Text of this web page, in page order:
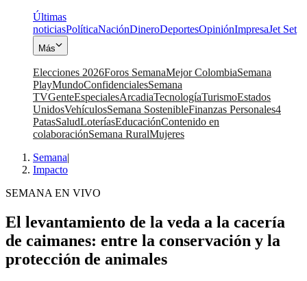
Últimas
noticiasPolíticaNaciónDineroDeportesOpiniónImpresaJet Set
Más
Elecciones 2026Foros SemanaMejor ColombiaSemana
PlayMundoConfidencialesSemana
TVGenteEspecialesArcadiaTecnologíaTurismoEstados
UnidosVehículosSemana SostenibleFinanzas Personales4
PatasSaludLoteríasEducaciónContenido en
colaboraciónSemana RuralMujeres
Semana|
Impacto
SEMANA EN VIVO
El levantamiento de la veda a la cacería
de caimanes: entre la conservación y la
protección de animales